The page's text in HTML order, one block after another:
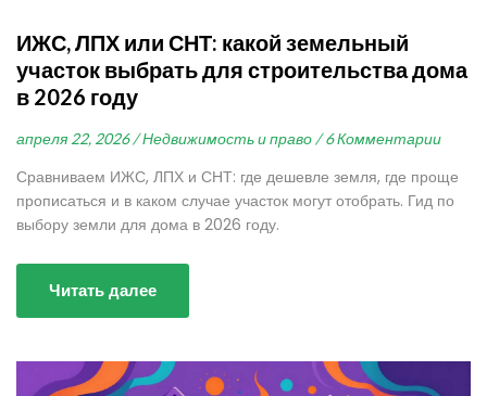
ИЖС, ЛПХ или СНТ: какой земельный
участок выбрать для строительства дома
в 2026 году
апреля 22, 2026 / Недвижимость и право / 6 Комментарии
Сравниваем ИЖС, ЛПХ и СНТ: где дешевле земля, где проще
прописаться и в каком случае участок могут отобрать. Гид по
выбору земли для дома в 2026 году.
Читать далее